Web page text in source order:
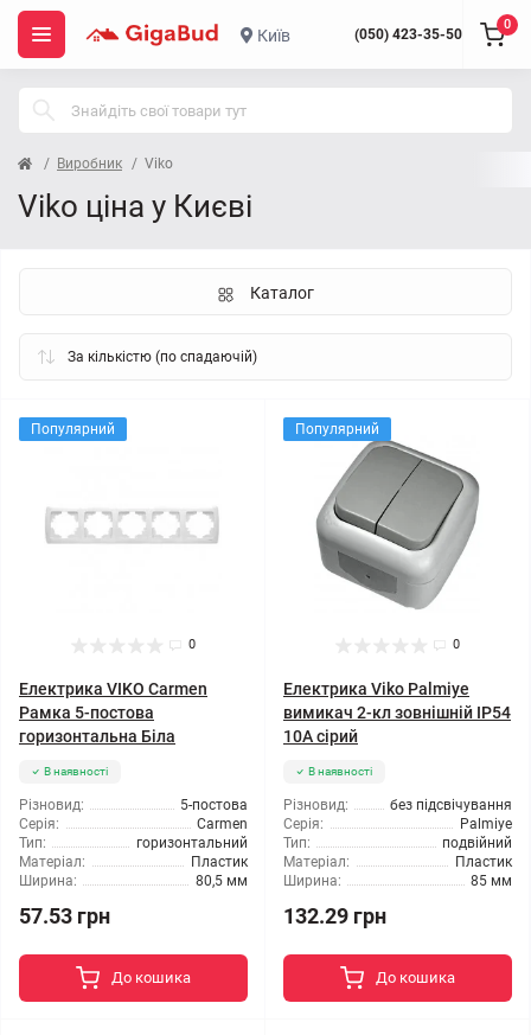
Київ (050) 423-35-50
0
Виробник Viko
Viko ціна у Києві
Каталог
Популярний
0
Електрика VIKO Carmen
Рамка 5-постова
горизонтальна Біла
В наявності
Різновид:
5-постова
Серія:
Carmen
Тип:
горизонтальний
Матеріал:
Пластик
Ширина:
80,5 мм
57.53 грн
До кошика
Популярний
0
Електрика Viko Palmiye
вимикач 2-кл зовнішній IP54
10А сірий
В наявності
Різновид:
без підсвічування
Серія:
Palmiye
Тип:
подвійний
Матеріал:
Пластик
Ширина:
85 мм
132.29 грн
До кошика